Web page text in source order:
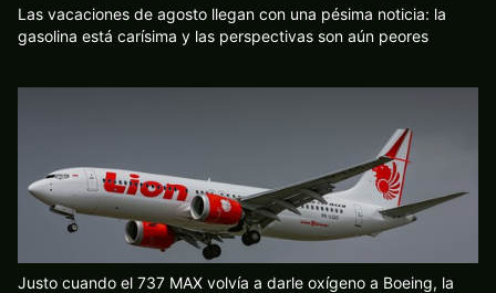
Las vacaciones de agosto llegan con una pésima noticia: la
gasolina está carísima y las perspectivas son aún peores
Justo cuando el 737 MAX volvía a darle oxígeno a Boeing, la